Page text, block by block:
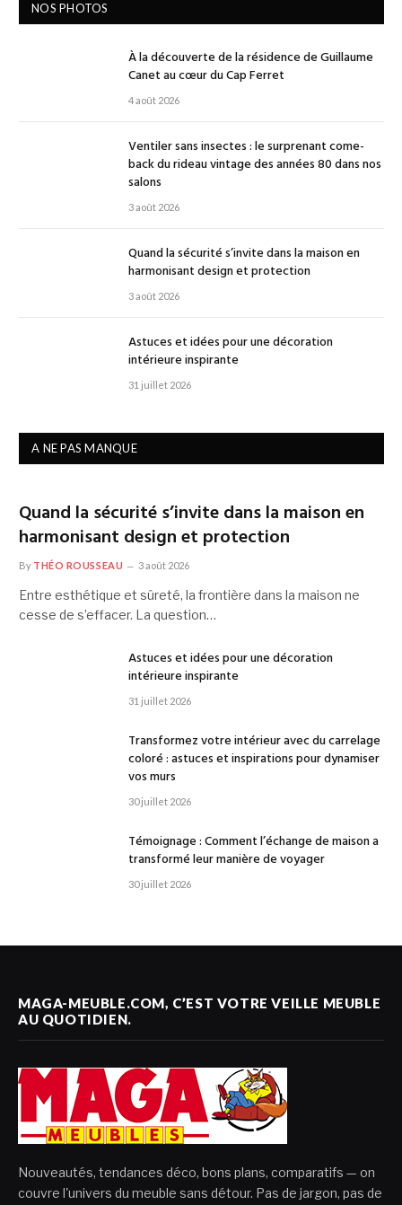
NOS PHOTOS
À la découverte de la résidence de Guillaume
Canet au cœur du Cap Ferret
4 août 2026
Ventiler sans insectes : le surprenant come-
back du rideau vintage des années 80 dans nos
salons
3 août 2026
Quand la sécurité s’invite dans la maison en
harmonisant design et protection
3 août 2026
Astuces et idées pour une décoration
intérieure inspirante
31 juillet 2026
A NE PAS MANQUE
Quand la sécurité s’invite dans la maison en
harmonisant design et protection
By THÉO ROUSSEAU 3 août 2026
Entre esthétique et sûreté, la frontière dans la maison ne
cesse de s’effacer. La question…
Astuces et idées pour une décoration
intérieure inspirante
31 juillet 2026
Transformez votre intérieur avec du carrelage
coloré : astuces et inspirations pour dynamiser
vos murs
30 juillet 2026
Témoignage : Comment l’échange de maison a
transformé leur manière de voyager
30 juillet 2026
MAGA-MEUBLE.COM, C’EST VOTRE VEILLE MEUBLE
AU QUOTIDIEN.
Nouveautés, tendances déco, bons plans, comparatifs — on
couvre l'univers du meuble sans détour. Pas de jargon, pas de